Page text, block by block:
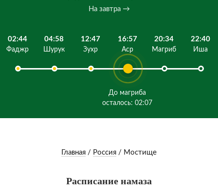
На завтра →
02:44
Фаджр
04:58
Шурук
12:47
Зухр
16:57
Аср
До магриба
осталось: 02:07
20:34
Магриб
22:40
Иша
Главная / Россия / Мостище
Расписание намаза